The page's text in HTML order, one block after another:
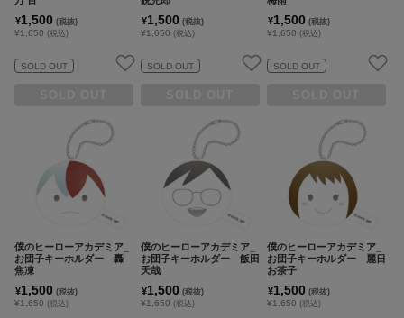
¥1,500 (税抜)
¥1,650 (税込)
SOLD OUT
¥1,500 (税抜)
¥1,650 (税込)
SOLD OUT
¥1,500 (税抜)
¥1,650 (税込)
SOLD OUT
僕のヒーローアカデミア_
お団子キーホルダー 轟
焦凍
¥1,500 (税抜)
¥1,650 (税込)
僕のヒーローアカデミア_
お団子キーホルダー 飯田
天哉
¥1,500 (税抜)
¥1,650 (税込)
僕のヒーローアカデミア_
お団子キーホルダー 麗日
お茶子
¥1,500 (税抜)
¥1,650 (税込)